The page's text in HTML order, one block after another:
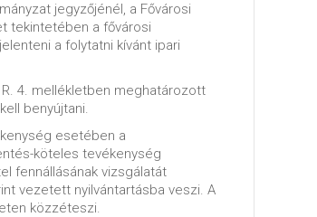
jegyzőjénél, a Fővárosi
tekintetében a fővárosi
a folytatni kívánt ipari
4. mellékletben meghatározott
benyújtani.
esetében a
köteles tevékenység
fennállásának vizsgálatát
vezetett nyilvántartásba veszi. A
közzéteszi.